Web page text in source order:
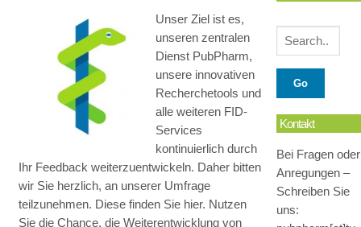
Unser Ziel ist es,
unseren zentralen
Dienst PubPharm,
unsere innovativen
Recherchetools und
alle weiteren FID-
Services
kontinuierlich durch
Ihr Feedback weiterzuentwickeln. Daher bitten
wir Sie herzlich, an unserer Umfrage
teilzunehmen. Diese finden Sie hier. Nutzen
Sie die Chance, die Weiterentwicklung von
Kontakt
Bei Fragen oder
Anregungen –
Schreiben Sie
uns: